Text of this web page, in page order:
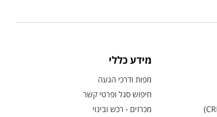
מידע כללי
מפות ודרכי הגעה
חיפוש סגל ופרטי קשר
מכרזים - רכש ובינוי